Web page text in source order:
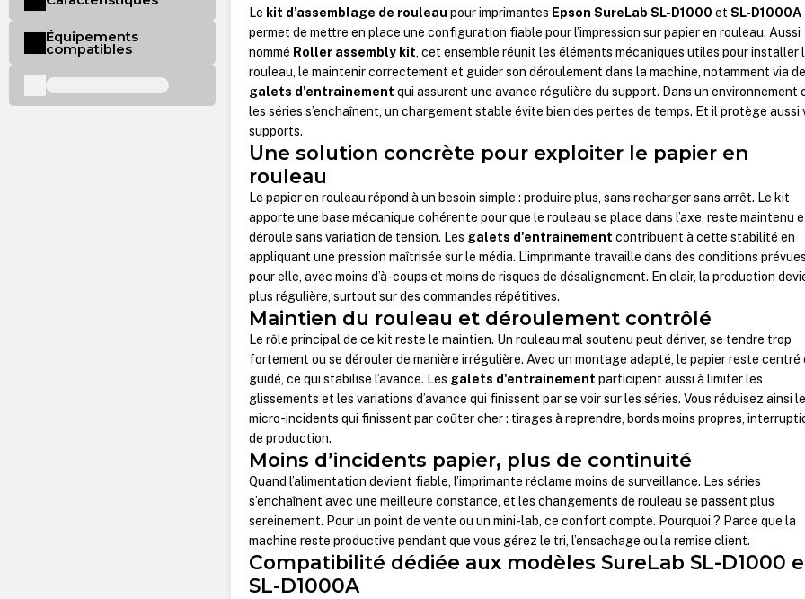
Le kit d’assemblage de rouleau pour imprimantes Epson SureLab SL-D1000 etSL-D1000A
permet de mettre en place une configuration fiable pour l’impression sur papier en rouleau. Aussi
nommé Roller assembly kit, cet ensemble réunit les éléments mécaniques utiles pour installer
rouleau, le maintenir correctement et guider son déroulement dans la machine, notamment via
galets d'entrainement qui assurent une avance régulière du support. Dans un environnement
les séries s’enchaînent, un chargement stable évite bien des pertes de temps. Et il protège aussi
supports.
Une solution concrète pour exploiter le papier en
rouleau
Le papier en rouleau répond à un besoin simple : produire plus, sans recharger sans arrêt. Le kit
apporte une base mécanique cohérente pour que le rouleau se place dans l’axe, reste maintenu
déroule sans variation de tension. Les galets d'entrainement contribuent à cette stabilité en
appliquant une pression maîtrisée sur le média. L’imprimante travaille dans des conditions prévues
pour elle, avec moins d’à-coups et moins de risques de désalignement. En clair, la production
plus régulière, surtout sur des commandes répétitives.
Maintien du rouleau et déroulement contrôlé
Le rôle principal de ce kit reste le maintien. Un rouleau mal soutenu peut dériver, se tendre trop
fortement ou se dérouler de manière irrégulière. Avec un montage adapté, le papier reste centré
guidé, ce qui stabilise l’avance. Les galets d'entrainement participent aussi à limiter les
glissements et les variations d’avance qui finissent par se voir sur les séries. Vous réduisez ainsi
micro-incidents qui finissent par coûter cher : tirages à reprendre, bords moins propres,
de production.
Moins d’incidents papier, plus de continuité
Quand l’alimentation devient fiable, l’imprimante réclame moins de surveillance. Les séries
s’enchaînent avec une meilleure constance, et les changements de rouleau se passent plus
sereinement. Pour un point de vente ou un mini-lab, ce confort compte. Pourquoi ? Parce que la
machine reste productive pendant que vous gérez le tri, l’ensachage ou la remise client.
Compatibilité dédiée aux modèles SureLab SL-D1000
SL-D1000A
Équipements
compatibles